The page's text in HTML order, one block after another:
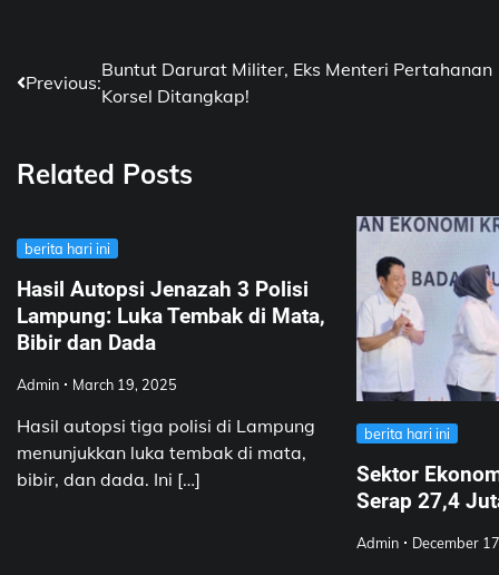
Post
Previous:
Buntut Darurat Militer, Eks Menteri Pertahanan
Korsel Ditangkap!
Related Posts
berita hari ini
Hasil Autopsi Jenazah 3 Polisi
Lampung: Luka Tembak di Mata,
Bibir dan Dada
Admin March 19, 2025
Hasil autopsi tiga polisi di Lampung
menunjukkan luka tembak di mata,
bibir, dan dada. Ini […]
berita hari ini
Sektor
Serap 27,4
Admin December